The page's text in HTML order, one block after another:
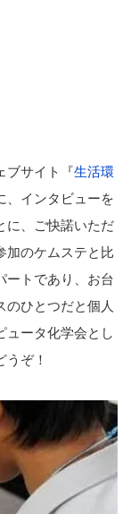
ブサイト『生活環
、インタビューを
に、ご快諾いただ
加のケムステと比
ートであり、お台
のひとつだと個人
ュータ化学会とし
ぞ！